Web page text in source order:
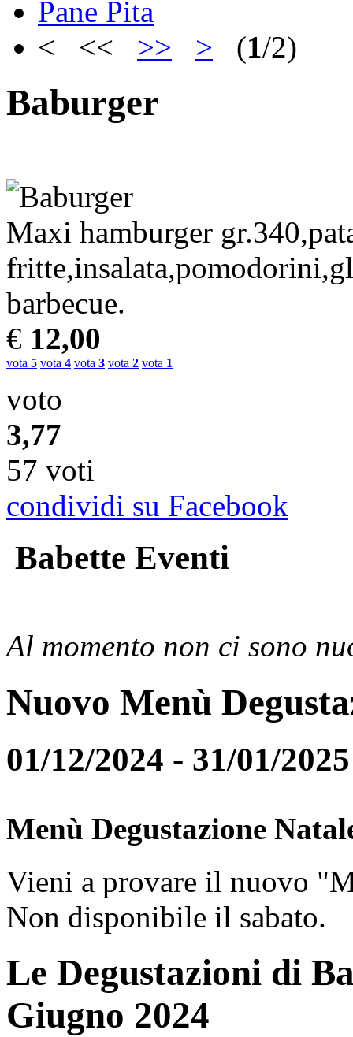
Pane Pita
< << >> > (1/2)
Baburger
Maxi hamburger
barbecue.
€ 12,00
vota 5 vota 4 vota 3 vota 2 vota 1
voto
3,77
57 voti
condividi su Facebook
Babette Eventi
Al momento non ci sono
Nuovo Menù
01/12/2024 - 31/01/2025
Menù Degustazione
Vieni a provare il nuovo
Non disponibile il sabato.
Le Degustazioni di
Giugno 2024